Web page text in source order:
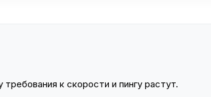
к скорости и пингу растут.